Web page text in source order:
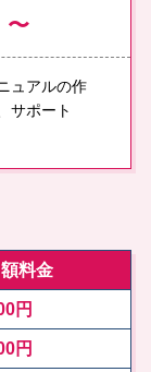
〜
ュアルの作
サポート
額料金
円
円